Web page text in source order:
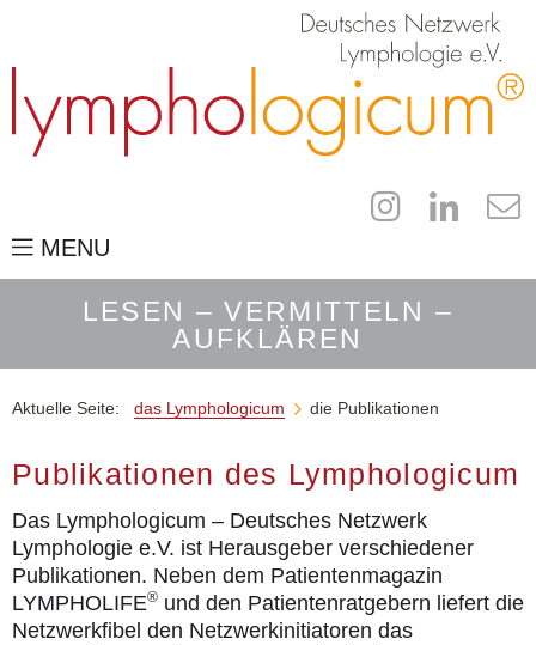
MENU
das Lymphologicum
der Campus
LYMPHOLIFE
Patienten­ratgeber
Erklärvideo
LESEN – VERMITTELN –
AUFKLÄREN
Aktuelle Seite: das Lymphologicum  die Publikationen
Publikationen des Lymphologicum
Das Lymphologicum – Deutsches Netzwerk
Lymphologie e.V. ist Herausgeber verschiedener
Publikationen. Neben dem Patientenmagazin
LYMPHOLIFE® und den Patientenratgebern liefert die
Netzwerkfibel den Netzwerkinitiatoren das